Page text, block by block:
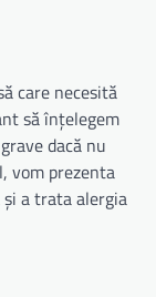
care necesită
să înțelegem
dacă nu
vom prezenta
a trata alergia